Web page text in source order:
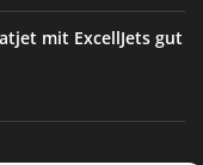
mit ExcellJets gut